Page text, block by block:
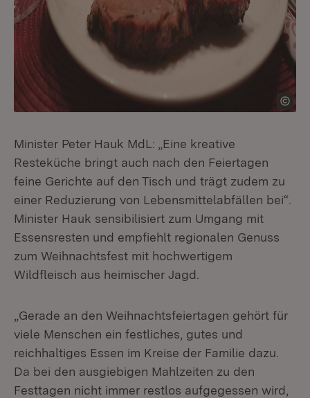
Minister Peter Hauk MdL: „Eine kreative
Resteküche bringt auch nach den Feiertagen
feine Gerichte auf den Tisch und trägt zudem zu
einer Reduzierung von Lebensmittelabfällen bei“.
Minister Hauk sensibilisiert zum Umgang mit
Essensresten und empfiehlt regionalen Genuss
zum Weihnachtsfest mit hochwertigem
Wildfleisch aus heimischer Jagd.
„Gerade an den Weihnachtsfeiertagen gehört für
viele Menschen ein festliches, gutes und
reichhaltiges Essen im Kreise der Familie dazu.
Da bei den ausgiebigen Mahlzeiten zu den
Festtagen nicht immer restlos aufgegessen wird,